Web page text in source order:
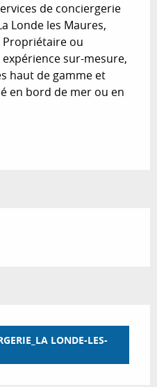
de conciergerie
Londe les Maures,
Propriétaire ou
sur-mesure,
haut de gamme et
en bord de mer ou en
LONDE-LES-